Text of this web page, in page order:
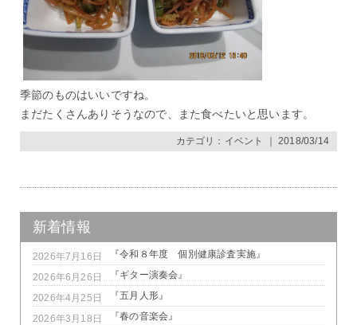
季節のものはいいですね。
まだたくさんありそうなので、また食べたいと思います。
カテゴリ： イベント ｜ 2018/03/14
新着情報
2026年7月16日 『令和８年度 個別健康診査実施』
2026年6月26日 『ギター演奏会』
2026年4月25日 『五月人形』
2026年3月18日 『春の音楽会』